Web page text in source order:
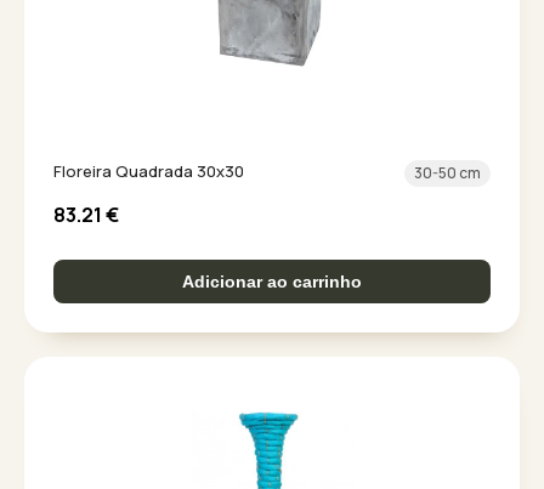
Floreira Quadrada 30x30 30-50 cm
83.21 €
Adicionar ao carrinho